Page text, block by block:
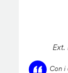
Ext.
Con i